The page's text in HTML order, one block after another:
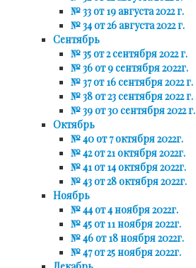
№ 33 от 19 августа 2022 г.
№ 34 от 26 августа 2022 г.
Сентябрь
№ 35 от 2 сентября 2022 г.
№ 36 от 9 сентября 2022г.
№ 37 от 16 сентября 2022 г.
№ 38 от 23 сентября 2022 г.
№ 39 от 30 сентября 2022 г.
Октябрь
№ 40 от 7 октября 2022г.
№ 42 от 21 октября 2022г.
№ 41 от 14 октября 2022г.
№ 43 от 28 октября 2022г.
Ноябрь
№ 44 от 4 ноября 2022г.
№ 45 от 11 ноября 2022г.
№ 46 от 18 ноября 2022г.
№ 47 от 25 ноября 2022г.